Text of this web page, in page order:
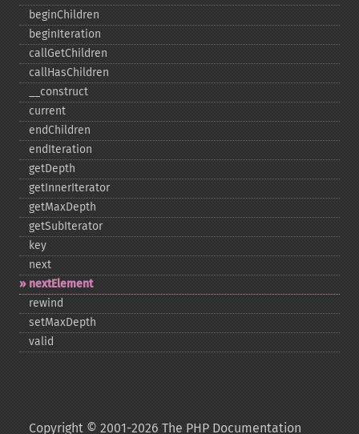
beginChildren
beginIteration
callGetChildren
callHasChildren
_​_​construct
current
endChildren
endIteration
getDepth
getInnerIterator
getMaxDepth
getSubIterator
key
next
nextElement
rewind
setMaxDepth
valid
Copyright © 2001-2026 The PHP Documentation